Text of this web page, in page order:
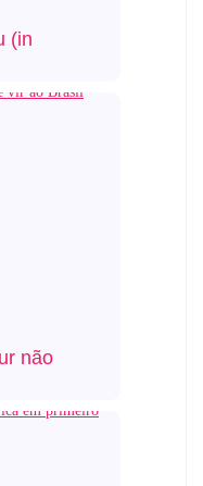
(in
vir ao Brasil
não